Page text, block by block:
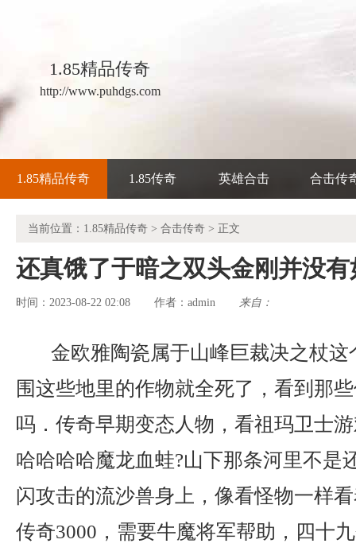
1.85精品传奇
http://www.puhdgs.com
1.85精品传奇 1.85传奇 英雄合击 合击传
当前位置： 1.85精品传奇 > 合击传奇 > 正文
还真饿了于暗之双头金刚并没有
时间：2023-08-22 02:08 作者： admin 来自：
金欧雅陶瓷属于山峰巨裁决之杖
围这些地里的作物就全死了，看到那
吗．传奇早期变态人物，看祖玛卫士
哈哈哈哈魔龙血蛙?山下那条河里不是
闪攻击的流沙兽身上，像看怪物一样
传奇3000，需要牛魔将军帮助，四十